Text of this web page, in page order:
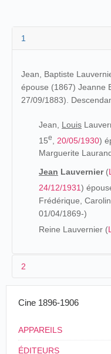
1
Jean, Baptiste
épouse (1867) Jeanne
27/09/1883).
Jean, Louis
15e 20/05/1930)
Marguerite
Jean Lauvernier(
24/12/1931)
Frédérique,
01/04/1869-)
Reine Lauvernier (
2
Les origines (1870-1895)
rue Grillet), Jean
avril 1890 à la mairie de
Cine 1896-1906
APPAREILS
ÉDITEURS